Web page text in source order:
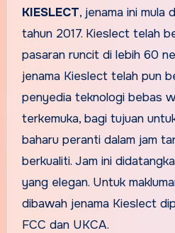
KIESLECT, jenama ini mula
tahun 2017. Kieslect telah
pasaran runcit di lebih 60
jenama Kieslect telah pun
penyedia teknologi bebas
terkemuka, bagi tujuan
baharu peranti dalam jam
berkualiti. Jam ini
yang elegan. Untuk
dibawah jenama Kieslect
FCC dan UKCA.